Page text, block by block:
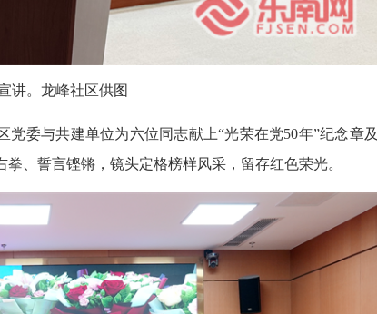
讲。龙峰社区供图
党委与共建单位为六位同志献上“光荣在党50年”纪念章及
、誓言铿锵，镜头定格榜样风采，留存红色荣光。